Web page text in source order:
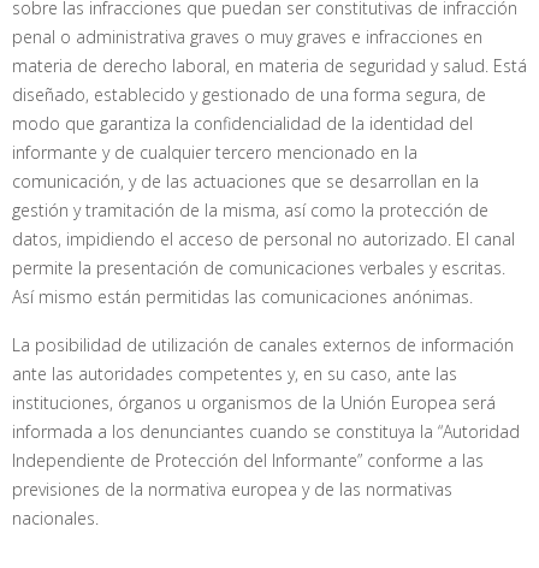
sobre las infracciones que puedan ser constitutivas de infracción
penal o administrativa graves o muy graves e infracciones en
materia de derecho laboral, en materia de seguridad y salud. Está
diseñado, establecido y gestionado de una forma segura, de
modo que garantiza la confidencialidad de la identidad del
informante y de cualquier tercero mencionado en la
comunicación, y de las actuaciones que se desarrollan en la
gestión y tramitación de la misma, así como la protección de
datos, impidiendo el acceso de personal no autorizado. El canal
permite la presentación de comunicaciones verbales y escritas.
Así mismo están permitidas las comunicaciones anónimas.
La posibilidad de utilización de canales externos de información
ante las autoridades competentes y, en su caso, ante las
instituciones, órganos u organismos de la Unión Europea será
informada a los denunciantes cuando se constituya la “Autoridad
Independiente de Protección del Informante” conforme a las
previsiones de la normativa europea y de las normativas
nacionales.